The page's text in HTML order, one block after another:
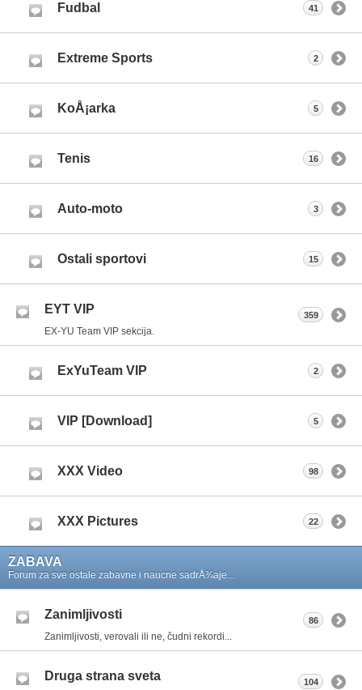
Fudbal 41
Extreme Sports 2
KoÅ¡arka 5
Tenis 16
Auto-moto 3
Ostali sportovi 15
EYT VIP
EX-YU Team VIP sekcija.
359
ExYuTeam VIP 2
VIP [Download] 5
XXX Video 98
XXX Pictures 22
ZABAVA
Forum za sve ostale zabavne i naucne sadrÅ¾aje...
Zanimljivosti
Zanimljivosti, verovali ili ne, čudni rekordi...
86
Druga strana sveta 104